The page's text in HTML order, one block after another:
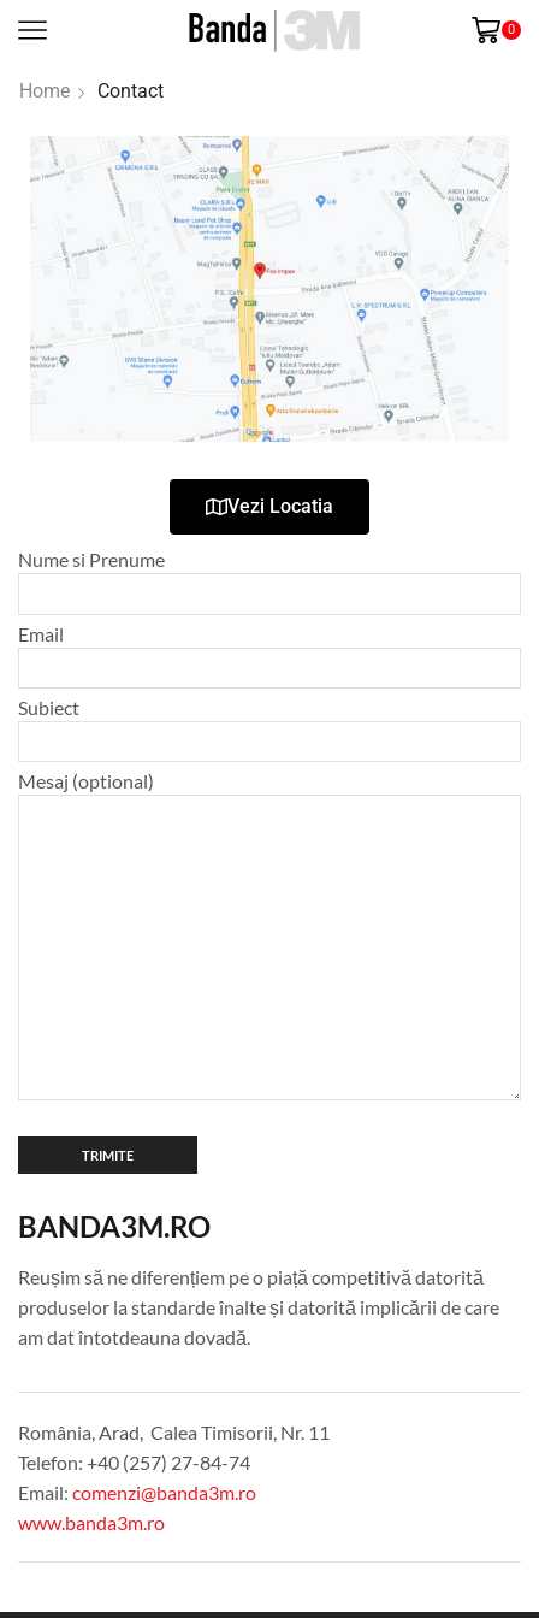
0
Home Contact
Vezi Locatia
Nume si Prenume
Email
Subiect
Mesaj (optional)
BANDA3M.RO
Reușim să ne diferențiem pe o piață competitivă datorită
produselor la standarde înalte și datorită implicării de care
am dat întotdeauna dovadă.
România, Arad, Calea Timisorii, Nr. 11
Telefon: +40 (257) 27-84-74
Email: comenzi@banda3m.ro
www.banda3m.ro